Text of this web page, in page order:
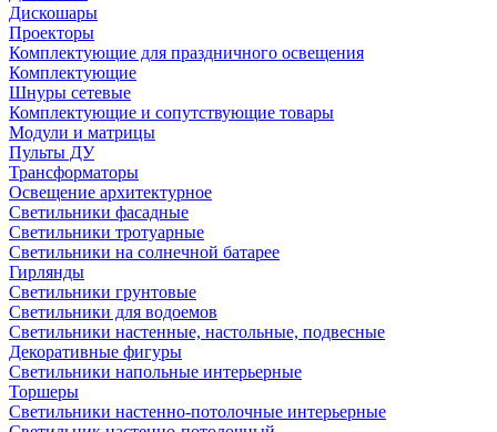
Дискошары
Проекторы
Комплектующие для праздничного освещения
Комплектующие
Шнуры сетевые
Комплектующие и сопутствующие товары
Модули и матрицы
Пульты ДУ
Трансформаторы
Освещение архитектурное
Светильники фасадные
Светильники тротуарные
Светильники на солнечной батарее
Гирлянды
Светильники грунтовые
Светильники для водоемов
Светильники настенные, настольные, подвесные
Декоративные фигуры
Светильники напольные интерьерные
Торшеры
Светильники настенно-потолочные интерьерные